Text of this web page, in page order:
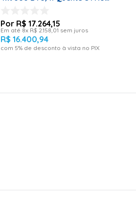
R$ 17.264,15
Em até 8x R$ 2158,01 sem juros
R$ 16.400,94
com 5% de desconto à vista no PIX